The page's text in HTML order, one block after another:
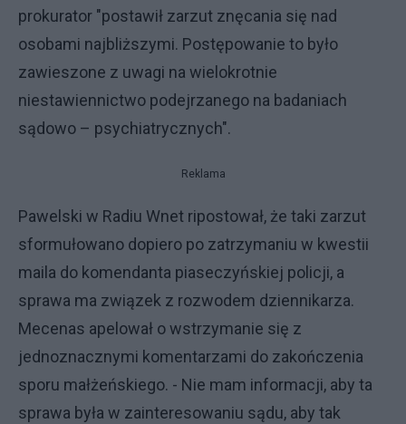
prokurator "postawił zarzut znęcania się nad
osobami najbliższymi. Postępowanie to było
zawieszone z uwagi na wielokrotnie
niestawiennictwo podejrzanego na badaniach
sądowo – psychiatrycznych".
Reklama
Pawelski w Radiu Wnet ripostował, że taki zarzut
sformułowano dopiero po zatrzymaniu w kwestii
maila do komendanta piaseczyńskiej policji, a
sprawa ma związek z rozwodem dziennikarza.
Mecenas apelował o wstrzymanie się z
jednoznacznymi komentarzami do zakończenia
sporu małżeńskiego. - Nie mam informacji, aby ta
sprawa była w zainteresowaniu sądu, aby tak